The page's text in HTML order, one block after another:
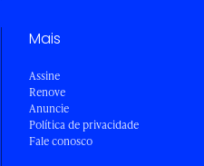
Mais
Assine
Renove
Anuncie
Política de privacidade
Fale conosco